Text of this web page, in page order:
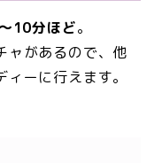
10分ほど。
ャがあるので、他
ーに行えます。